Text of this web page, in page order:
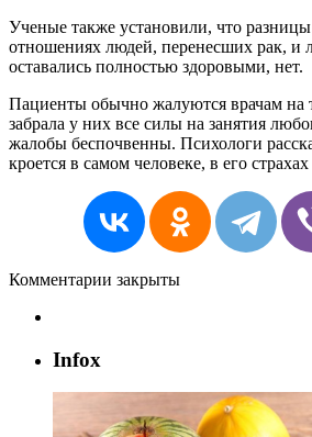
Ученые также установили, что
отношениях людей, перенесших рак, и
оставались полностью здоровыми, нет.
Пациенты обычно жалуются врачам на
забрала у них все силы на занятия
жалобы беспочвенны. Психологи
кроется в самом человеке, в его
Комментарии закрыты
Infox